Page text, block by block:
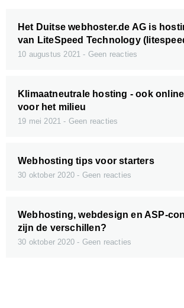
Het Duitse webhoster.de AG is
van LiteSpeed Technology
10 augustus 2021 Geen reacties
Klimaatneutrale hosting - ook
voor het milieu
19 mei 2021 Geen reacties
Webhosting tips voor starters
30 oktober 2020 Geen reacties
Webhosting, webdesign en ASP-
zijn de verschillen?
30 oktober 2020 Geen reacties